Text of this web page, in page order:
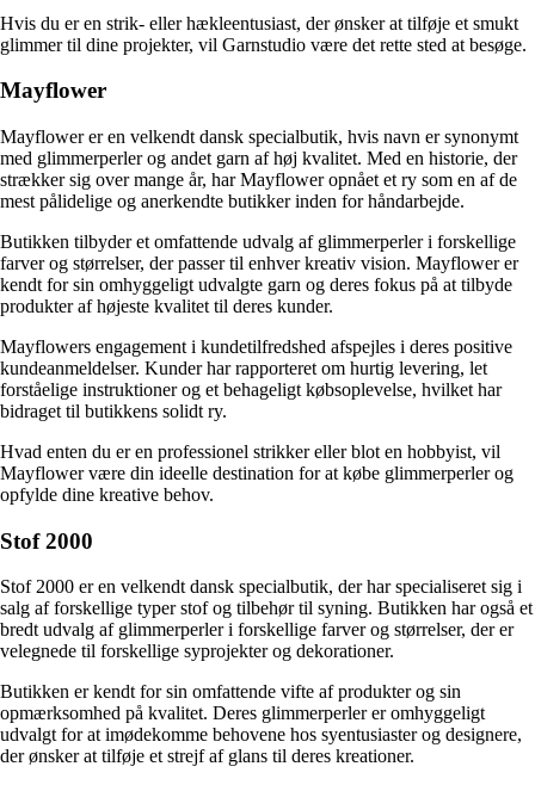
Hvis du er en strik- eller hækleentusiast, der ønsker at tilføje et smukt
glimmer til dine projekter, vil Garnstudio være det rette sted at besøge.
Mayflower
Mayflower er en velkendt dansk specialbutik, hvis navn er synonymt
med glimmerperler og andet garn af høj kvalitet. Med en historie, der
strækker sig over mange år, har Mayflower opnået et ry som en af de
mest pålidelige og anerkendte butikker inden for håndarbejde.
Butikken tilbyder et omfattende udvalg af glimmerperler i forskellige
farver og størrelser, der passer til enhver kreativ vision. Mayflower er
kendt for sin omhyggeligt udvalgte garn og deres fokus på at tilbyde
produkter af højeste kvalitet til deres kunder.
Mayflowers engagement i kundetilfredshed afspejles i deres positive
kundeanmeldelser. Kunder har rapporteret om hurtig levering, let
forståelige instruktioner og et behageligt købsoplevelse, hvilket har
bidraget til butikkens solidt ry.
Hvad enten du er en professionel strikker eller blot en hobbyist, vil
Mayflower være din ideelle destination for at købe glimmerperler og
opfylde dine kreative behov.
Stof 2000
Stof 2000 er en velkendt dansk specialbutik, der har specialiseret sig i
salg af forskellige typer stof og tilbehør til syning. Butikken har også et
bredt udvalg af glimmerperler i forskellige farver og størrelser, der er
velegnede til forskellige syprojekter og dekorationer.
Butikken er kendt for sin omfattende vifte af produkter og sin
opmærksomhed på kvalitet. Deres glimmerperler er omhyggeligt
udvalgt for at imødekomme behovene hos syentusiaster og designere,
der ønsker at tilføje et strejf af glans til deres kreationer.